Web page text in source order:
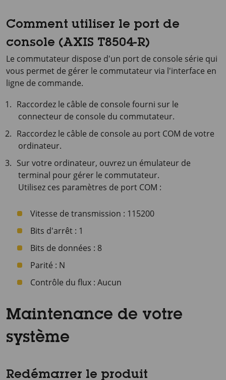
Comment utiliser le port de
console (AXIS T8504-R)
Le commutateur dispose d'un port de console série qui
vous permet de gérer le commutateur via l'interface en
ligne de commande.
Raccordez le câble de console fourni sur le
connecteur de console du commutateur.
Raccordez le câble de console au port COM de votre
ordinateur.
Sur votre ordinateur, ouvrez un émulateur de
terminal pour gérer le commutateur.
Utilisez ces paramètres de port COM :
Vitesse de transmission : 115200
Bits d'arrêt : 1
Bits de données : 8
Parité : N
Contrôle du flux : Aucun
Maintenance de votre
système
Redémarrer le produit